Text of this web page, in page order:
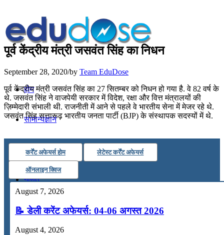
होम
सामान्यज्ञान
करेंट अफेयर्स
गणित
तर्कशक्ति
पूर्व केंद्रीय मंत्री जसवंत सिंह का निधन
September 28, 2020/by Team EduDose
पूर्व केंद्रीय मंत्री जसवंत सिंह का 27 सितम्बर को निधन हो गया है. वे 82 वर्ष के
थे. जसवंत सिंह ने वाजपेयी सरकार में विदेश, रक्षा और वित्त मंत्रालयों की
ज़िम्मेदारी संभाली थी. राजनीती में आने से पहले वे भारतीय सेना में मेजर रहे थे.
जसवंत सिंह सत्तारूढ़ भारतीय जनता पार्टी (BJP) के संस्थापक सदस्यों में थे.
कर्रेंट अफेयर्स होम लेटेस्ट कर्रेंट अफेयर्स
ऑनलाइन क्विज
August 7, 2026
📝 डेली करेंट अफेयर्स: 04-06 अगस्त 2026
August 4, 2026